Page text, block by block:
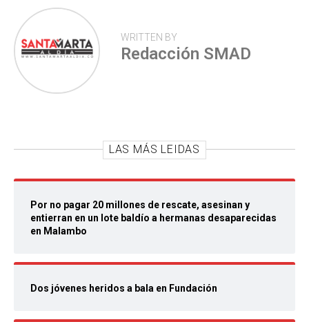
WRITTEN BY
Redacción SMAD
LAS MÁS LEIDAS
Por no pagar 20 millones de rescate, asesinan y
entierran en un lote baldío a hermanas desaparecidas
en Malambo
Dos jóvenes heridos a bala en Fundación